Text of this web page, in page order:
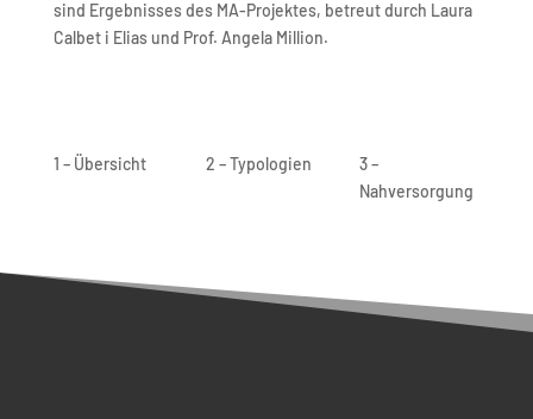
sind Ergebnisses des MA-Projektes, betreut durch Laura
Calbet i Elias und Prof. Angela Million.
1 – Übersicht 2 – Typologien
3 –
Nahversorgung